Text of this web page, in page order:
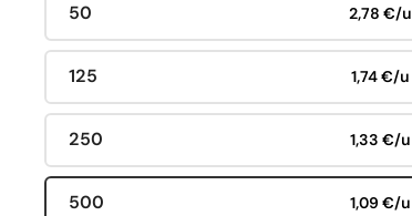
50 2,78 €/u
125 1,74 €/u
250 1,33 €/u
500 1,09 €/u